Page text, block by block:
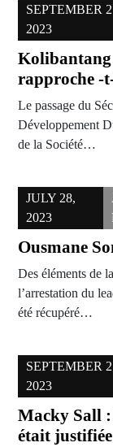
SEPTEMBER
2023
Kolibantang
rapproche -
Le passage du
Développement
de la Société…
JULY 28,
2023
Ousmane
Des éléments de
l’arrestation du
été récupéré…
SEPTEMBER
2023
Macky Sall
était